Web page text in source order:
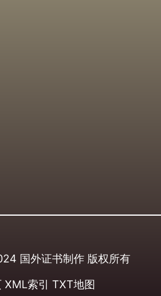
国外证书制作 版权所有
XML索引 TXT地图